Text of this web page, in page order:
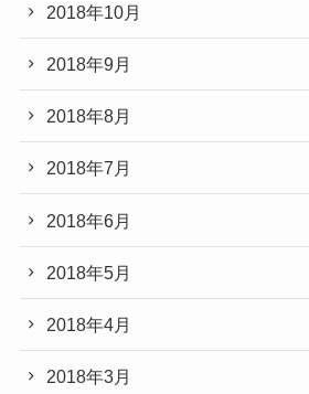
2018年10月
2018年9月
2018年8月
2018年7月
2018年6月
2018年5月
2018年4月
2018年3月